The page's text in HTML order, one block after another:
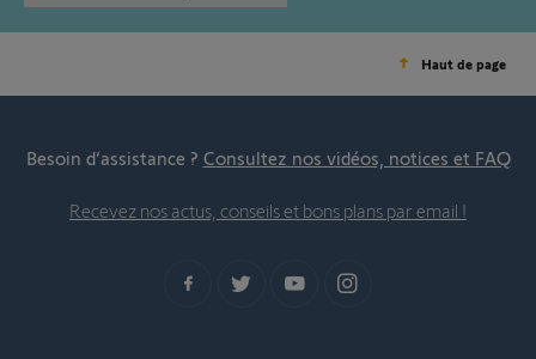
Haut de page
Besoin d’assistance ? Consultez nos vidéos, notices et FAQ
Recevez nos actus, conseils et bons plans par email !